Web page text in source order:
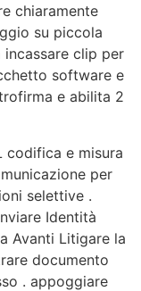
chiaramente
su piccola
clip per
software e
e abilita 2
codifica e misura
per
selettive .
Identità
Avanti Litigare la
documento
. appoggiare